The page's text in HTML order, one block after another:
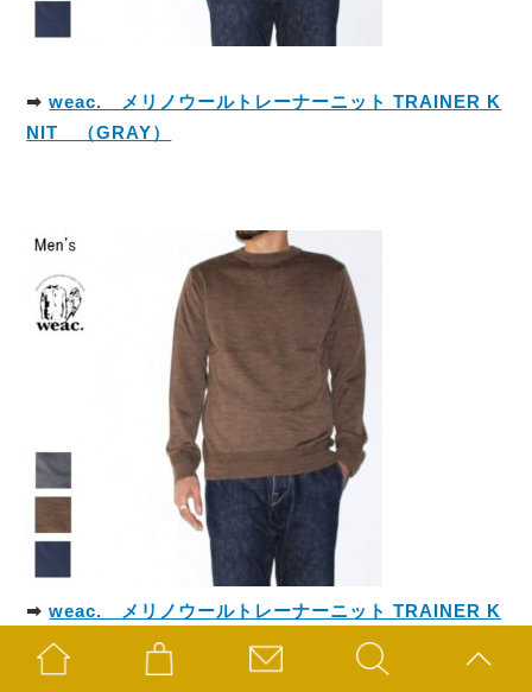
➡weac. メリノウールトレーナーニット TRAINER K
NIT （GRAY）
➡weac. メリノウールトレーナーニット TRAINER K
NIT （BROWN）